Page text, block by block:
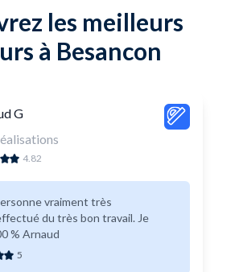
les meilleurs
à Besancon
G
4.82
vraiment très
du très bon travail. Je
% Arnaud
5